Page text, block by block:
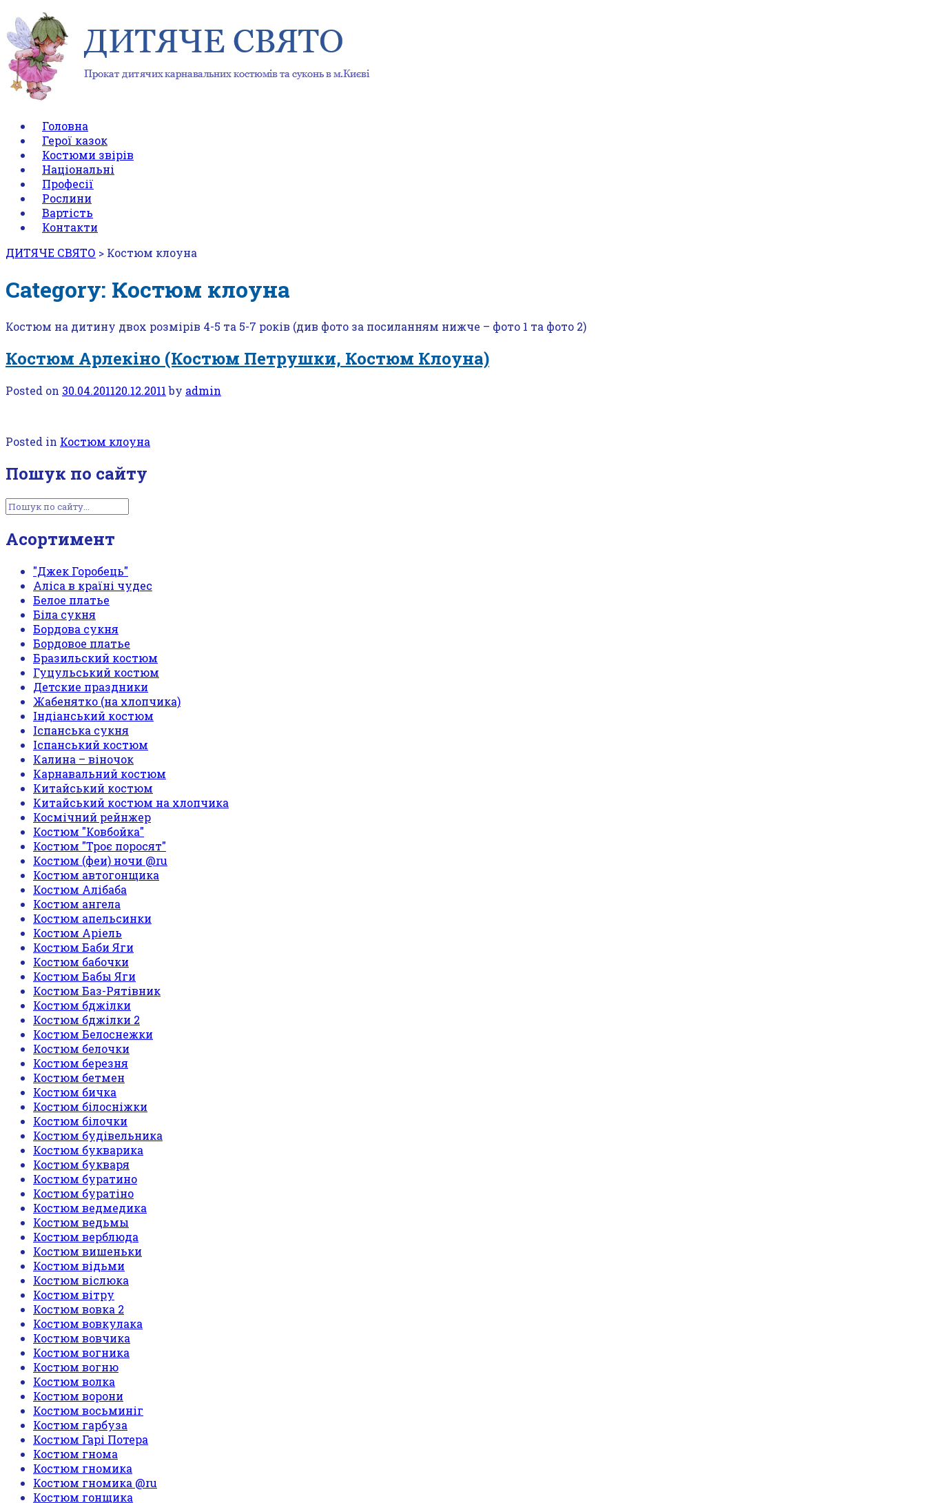
Головна
Герої казок
Костюми звірів
Національні
Професії
Рослини
Вартість
Контакти
ДИТЯЧЕ СВЯТО > Костюм клоуна
Category: Костюм клоуна
Костюм на дитину двох розмірів 4-5 та 5-7 років (див фото за посиланням нижче – фото 1 та фото 2)
Костюм Арлекіно (Костюм Петрушки, Костюм Клоуна)
Posted on 30.04.201120.12.2011 by admin
Posted in Костюм клоуна
Пошук по сайту
Асортимент
"Джек Горобець"
Аліса в країні чудес
Белое платье
Біла сукня
Бордова сукня
Бордовое платье
Бразильский костюм
Гуцульський костюм
Детские праздники
Жабенятко (на хлопчика)
Індіанський костюм
Іспанська сукня
Іспанський костюм
Калина – віночок
Карнавальний костюм
Китайський костюм
Китайський костюм на хлопчика
Космічний рейнжер
Костюм "Ковбойка"
Костюм "Троє поросят"
Костюм (феи) ночи @ru
Костюм автогонщика
Костюм Алібаба
Костюм ангела
Костюм апельсинки
Костюм Аріель
Костюм Баби Яги
Костюм бабочки
Костюм Бабы Яги
Костюм Баз-Рятівник
Костюм бджілки
Костюм бджілки 2
Костюм Белоснежки
Костюм белочки
Костюм березня
Костюм бетмен
Костюм бичка
Костюм білосніжки
Костюм білочки
Костюм будівельника
Костюм букварика
Костюм букваря
Костюм буратино
Костюм буратіно
Костюм ведмедика
Костюм ведьмы
Костюм верблюда
Костюм вишеньки
Костюм відьми
Костюм віслюка
Костюм вітру
Костюм вовка 2
Костюм вовкулака
Костюм вовчика
Костюм вогника
Костюм вогню
Костюм волка
Костюм ворони
Костюм восьминіг
Костюм гарбуза
Костюм Гарі Потера
Костюм гнома
Костюм гномика
Костюм гномика @ru
Костюм гонщика